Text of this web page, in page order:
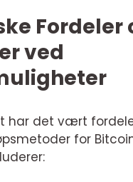
Fordeler
ved
har det vært
for